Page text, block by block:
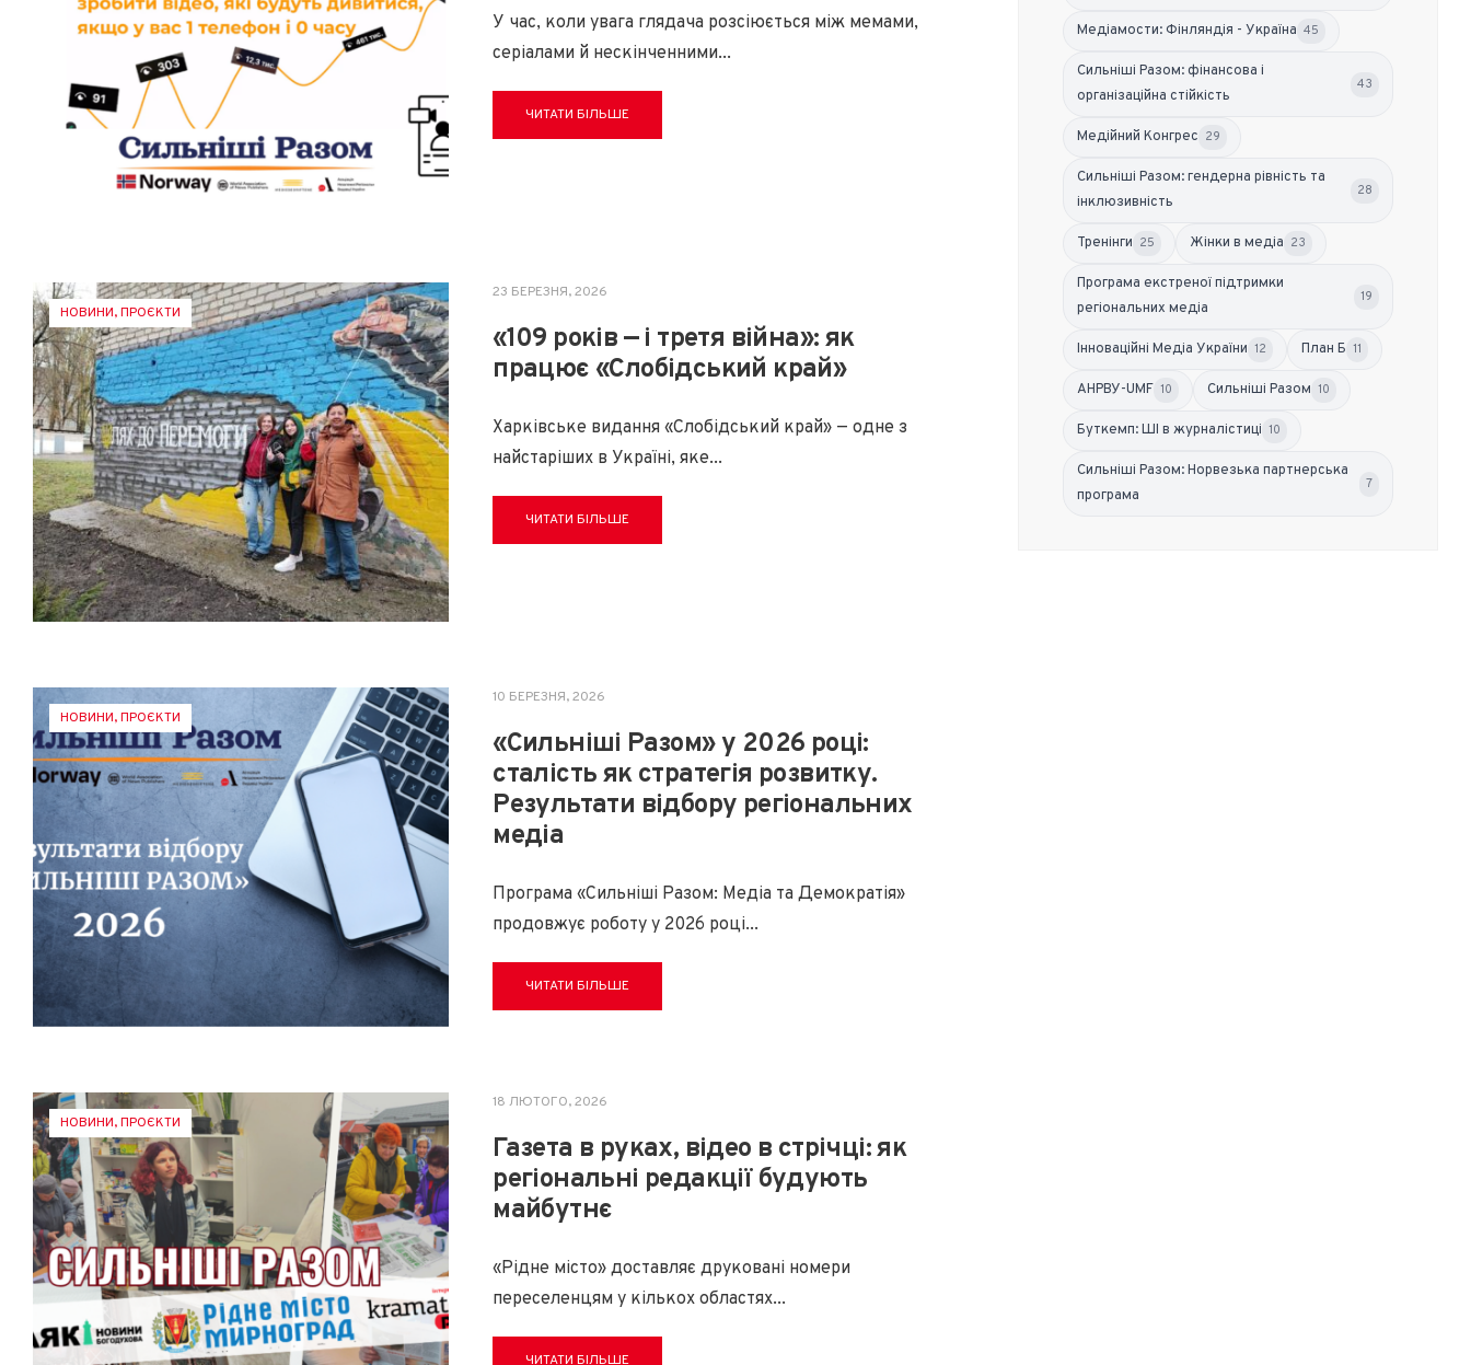
У час, коли увага глядача розсіюється між мемами,
серіалами й нескінченними...
ЧИТАТИ БІЛЬШЕ
НОВИНИ,ПРОЄКТИ
23 БЕРЕЗНЯ, 2026
«109 років — і третя війна»: як
працює «Слобідський край»
Харківське видання «Слобідський край» — одне з
найстаріших в Україні, яке...
ЧИТАТИ БІЛЬШЕ
НОВИНИ,ПРОЄКТИ
10 БЕРЕЗНЯ, 2026
«Сильніші Разом» у 2026 році:
сталість як стратегія розвитку.
Результати відбору регіональних
медіа
Програма «Сильніші Разом: Медіа та Демократія»
продовжує роботу у 2026 році...
ЧИТАТИ БІЛЬШЕ
НОВИНИ,ПРОЄКТИ
18 ЛЮТОГО, 2026
Газета в руках, відео в стрічці: як
регіональні редакції будують
майбутнє
«Рідне місто» доставляє друковані номери
переселенцям у кількох областях...
ЧИТАТИ БІЛЬШЕ
Медіамости: Фінляндія - Україна 45
Сильніші Разом: фінансова і
організаційна стійкість
43
Медійний Конгрес 29
Сильніші Разом: гендерна рівність та
інклюзивність
28
Тренінги 25 Жінки в медіа 23
Програма екстреної підтримки
регіональних медіа
19
Інноваційні Медіа України 12 План Б 11
АНРВУ-UMF 10 Сильніші Разом 10
Буткемп: ШІ в журналістиці 10
Сильніші Разом: Норвезька партнерська
програма
7